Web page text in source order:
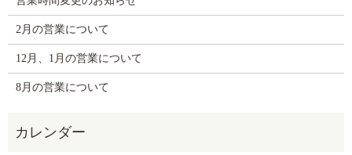
2月の営業について
12月、1月の営業について
8月の営業について